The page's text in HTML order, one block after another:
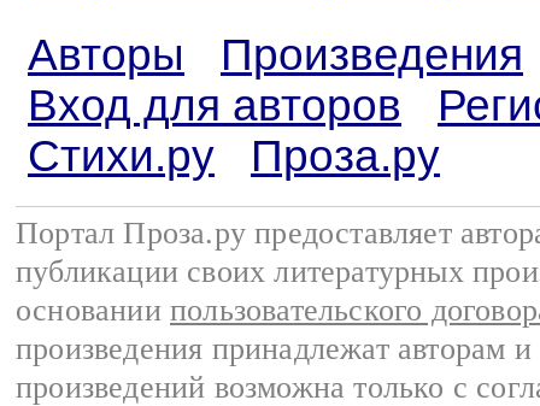
Авторы
Произведения
Вход для авторов
Стихи.ру
Проза.ру
Портал Проза.ру предоставляет
публикации своих литературных
основании пользовательского
произведения принадлежат авторам
произведений возможна только с